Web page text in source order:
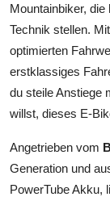
Mountainbiker,
Technik stellen.
optimierten
erstklassiges
du steile Anstiege
willst, dieses E-
Angetrieben vom
Generation und
PowerTube Akku,